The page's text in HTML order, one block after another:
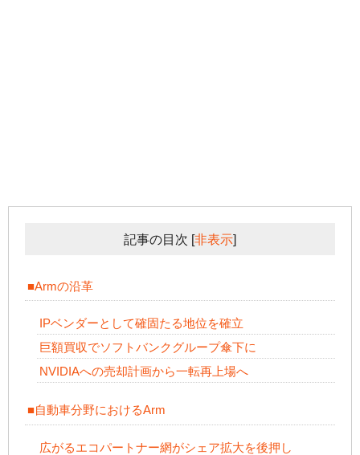
記事の目次 [非表示]
■Armの沿革
IPベンダーとして確固たる地位を確立
巨額買収でソフトバンクグループ傘下に
NVIDIAへの売却計画から一転再上場へ
■自動車分野におけるArm
広がるエコパートナー網がシェア拡大を後押し